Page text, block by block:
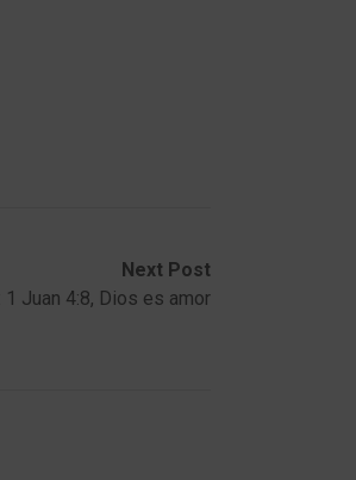
Next Post
Juan 4:8, Dios es amor